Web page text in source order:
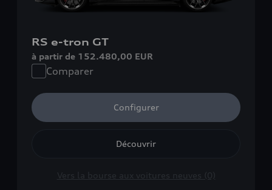
RS e-tron GT
à partir de 152.480,00 EUR
Comparer
Configurer
Découvrir
Vers la bourse aux voitures neuves (0)